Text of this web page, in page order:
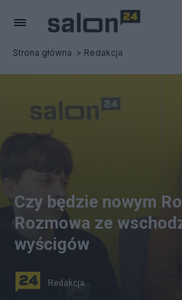
Strona główna Redakcja
Czy będzie nowym
Rozmowa ze
wyścigów
Redakcja